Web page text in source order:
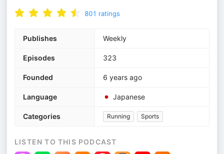
801 ratings
Publishes Weekly
Episodes 323
Founded 6 years ago
Language Japanese
Categories Running Sports
LISTEN TO THIS PODCAST